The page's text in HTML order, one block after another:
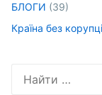
БЛОГИ (39)
Країна без